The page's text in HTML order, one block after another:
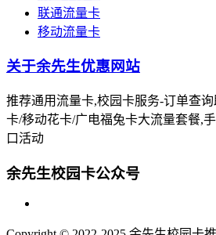
联通流量卡
移动流量卡
关于余先生优惠网站
推荐通用流量卡,校园卡服务-订单查
卡/移动花卡/广电福兔卡大流量套餐,
口活动
余先生校园卡公众号